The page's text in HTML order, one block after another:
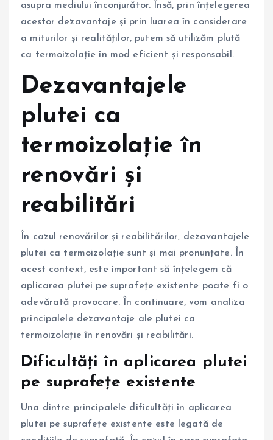
asupra mediului înconjurător. Însă, prin înțelegerea
acestor dezavantaje și prin luarea în considerare
a miturilor și realităților, putem să utilizăm plută
ca termoizolație în mod eficient și responsabil.
Dezavantajele
plutei ca
termoizolație în
renovări și
reabilitări
În cazul renovărilor și reabilitărilor, dezavantajele
plutei ca termoizolație sunt și mai pronunțate. În
acest context, este important să înțelegem că
aplicarea plutei pe suprafețe existente poate fi o
adevărată provocare. În continuare, vom analiza
principalele dezavantaje ale plutei ca
termoizolație în renovări și reabilitări.
Dificultăți în aplicarea plutei
pe suprafețe existente
Una dintre principalele dificultăți în aplicarea
plutei pe suprafețe existente este legată de